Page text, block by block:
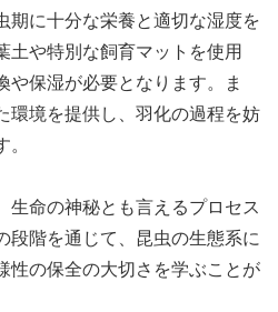
期に十分な栄養と適切な湿度を
土や特別な飼育マットを使用
や保湿が必要となります。ま
環境を提供し、羽化の過程を妨
生命の神秘とも言えるプロセス
段階を通じて、昆虫の生態系に
性の保全の大切さを学ぶことが